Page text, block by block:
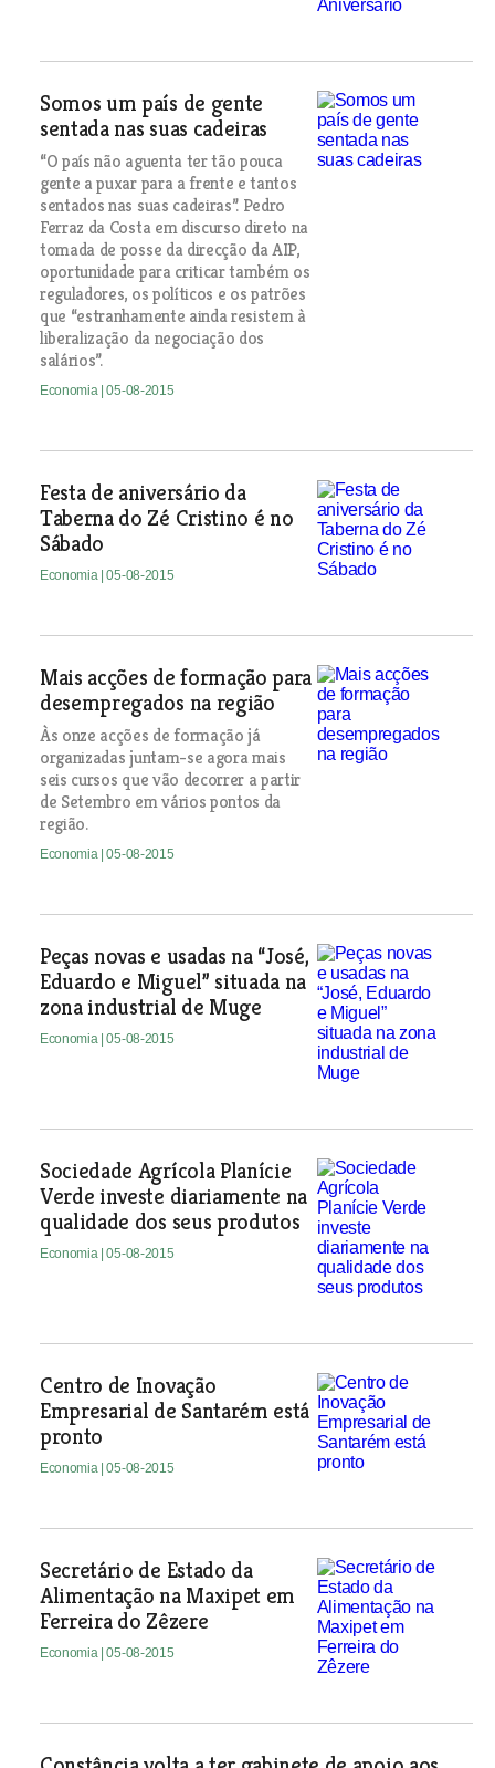
Somos um país de gente
sentada nas suas cadeiras
“O país não aguenta ter tão pouca
gente a puxar para a frente e tantos
sentados nas suas cadeiras”. Pedro
Ferraz da Costa em discurso direto na
tomada de posse da direcção da AIP,
oportunidade para criticar também os
reguladores, os políticos e os patrões
que “estranhamente ainda resistem à
liberalização da negociação dos
salários”.
Economia | 05-08-2015
Festa de aniversário da
Taberna do Zé Cristino é no
Sábado
Economia | 05-08-2015
Mais acções de formação para
desempregados na região
Às onze acções de formação já
organizadas juntam-se agora mais
seis cursos que vão decorrer a partir
de Setembro em vários pontos da
região.
Economia | 05-08-2015
Peças novas e usadas na “José,
Eduardo e Miguel” situada na
zona industrial de Muge
Economia | 05-08-2015
Sociedade Agrícola Planície
Verde investe diariamente na
qualidade dos seus produtos
Economia | 05-08-2015
Centro de Inovação
Empresarial de Santarém está
pronto
Economia | 05-08-2015
Secretário de Estado da
Alimentação na Maxipet em
Ferreira do Zêzere
Economia | 05-08-2015